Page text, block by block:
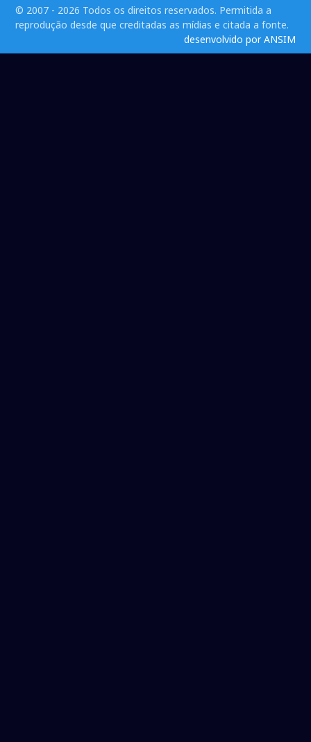
© 2007 - 2026 Todos os direitos reservados. Permitida a
reprodução desde que creditadas as mídias e citada a fonte.
desenvolvido por ANSIM